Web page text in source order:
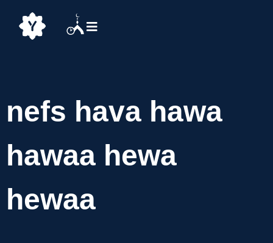
nefs hava hawa
hawaa hewa
hewaa